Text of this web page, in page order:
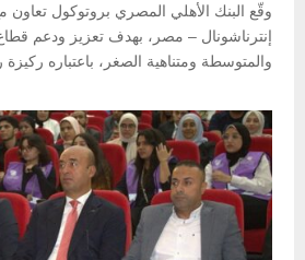
وقّع البنك الأهلي المصري بروتوكول تعاون
إنترناشونال – مصر، بهدف تعزيز ودعم
والمتوسطة ومتناهية الصغر، باعتباره ركيزة